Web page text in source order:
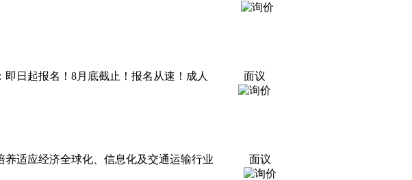
日起报名！8月底截止！报名从速！成人
面议
适应经济全球化、信息化及交通运输行业
面议